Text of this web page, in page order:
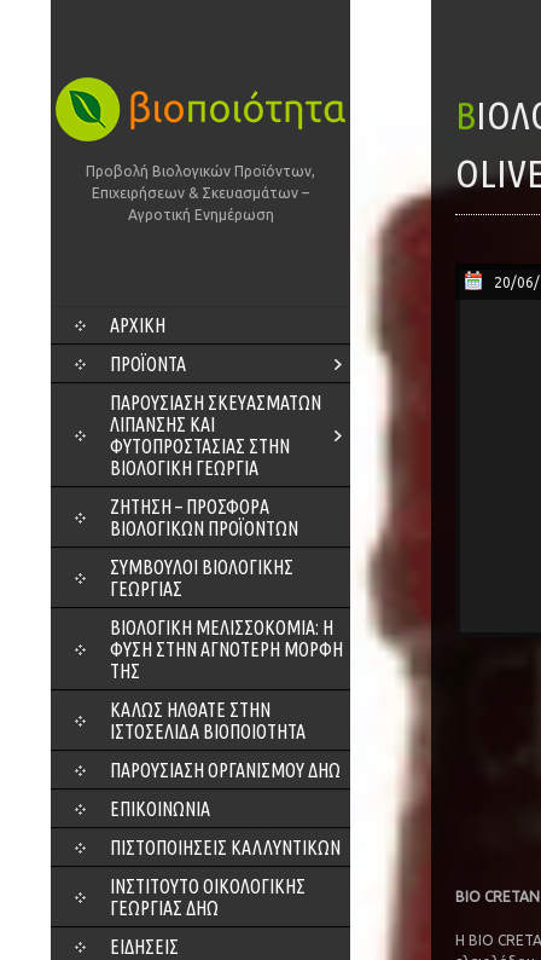
Προβολή Βιολογικών Προϊόντων,
Επιχειρήσεων & Σκευασμάτων –
Αγροτική Ενημέρωση
SKIP
CONTENT
ΑΡΧΙΚΗ
ΠΡΟΪΌΝΤΑ
ΠΑΡΟΥΣΊΑΣΗ ΣΚΕΥΑΣΜΆΤΩΝ
ΛΊΠΑΝΣΗΣ ΚΑΙ
ΦΥΤΟΠΡΟΣΤΑΣΊΑΣ ΣΤΗΝ
ΒΙΟΛΟΓΙΚΉ ΓΕΩΡΓΊΑ
ΖΗΤΗΣΗ – ΠΡΟΣΦΟΡΑ
ΒΙΟΛΟΓΙΚΩΝ ΠΡΟΪΟΝΤΩΝ
ΣΎΜΒΟΥΛΟΙ ΒΙΟΛΟΓΙΚΉΣ
ΓΕΩΡΓΊΑΣ
ΒΙΟΛΟΓΙΚΉ ΜΕΛΙΣΣΟΚΟΜΊΑ: Η
ΦΎΣΗ ΣΤΗΝ ΑΓΝΌΤΕΡΗ ΜΟΡΦΉ
ΤΗΣ
ΚΑΛΏΣ ΉΛΘΑΤΕ ΣΤΗΝ
ΙΣΤΟΣΕΛΊΔΑ ΒΙΟΠΟΙΌΤΗΤΑ
ΠΑΡΟΥΣΊΑΣΗ ΟΡΓΑΝΙΣΜΟΎ ΔΗΩ
ΕΠΙΚΟΙΝΩΝΊΑ
ΠΙΣΤΟΠΟΙΉΣΕΙΣ ΚΑΛΛΥΝΤΙΚΏΝ
ΙΝΣΤΙΤΟΎΤΟ ΟΙΚΟΛΟΓΙΚΉΣ
ΓΕΩΡΓΊΑΣ ΔΗΩ
ΕΙΔΉΣΕΙΣ
ΒΙΟΛΟΓΙΚΌ ΈΞΤΡΑ ΠΑΡΘΈΝΟ ΕΛΑΙΌΛΑΔΟ ΜΕ ΒΑΣΙΛΙΚΌ – BIO CRETAN
20/06/
BIO
Η BIO